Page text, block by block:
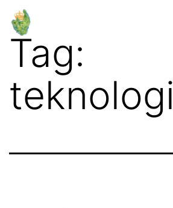
Fortsæt
indhold
Orø
Lokalforum
Tag:
teknologi